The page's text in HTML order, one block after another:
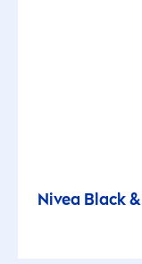
Nivea Black&